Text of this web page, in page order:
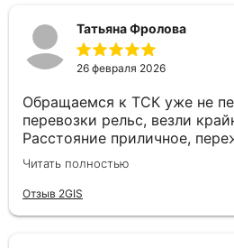
удовольствие! Спасибо за
и человеческое отношение!
Татьяна Фролова
26 февраля 2026
Обращаемся к ТСК уже не
перевозки рельс, везли
Расстояние приличное,
задержек. Но ТСК сработали
маршрут, водитель был на
в целости и даже раньше
Читать полностью
Отзыв 2GIS